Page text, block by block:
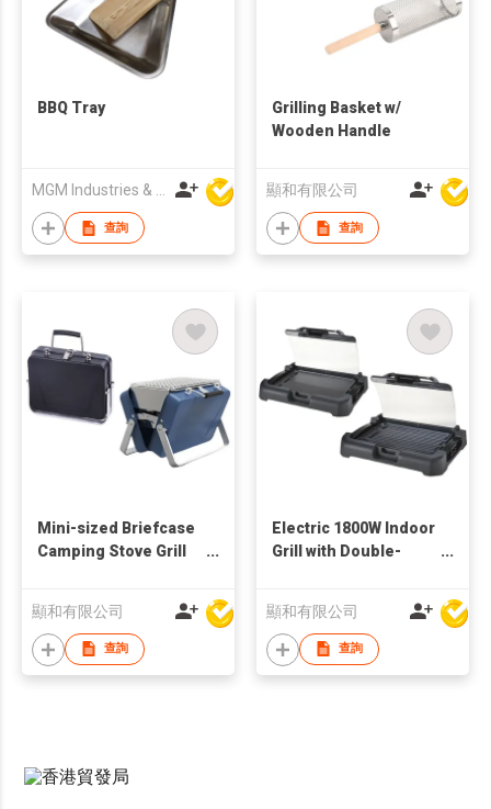
BBQ Tray
MGM Industries & Company
查詢
Grilling Basket w/
Wooden Handle
顯和有限公司
查詢
Mini-sized Briefcase
Camping Stove Grill
顯和有限公司
查詢
Electric 1800W Indoor
Grill with Double-
顯和有限公司
查詢